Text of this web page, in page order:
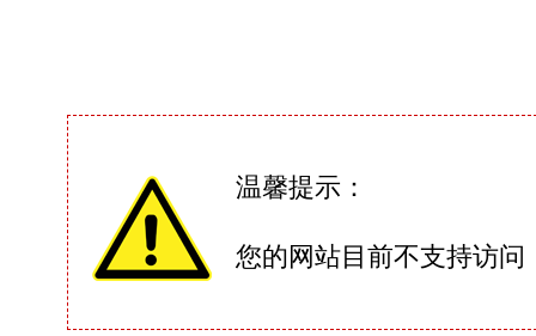
温馨提示：
您的网站目前不支持访